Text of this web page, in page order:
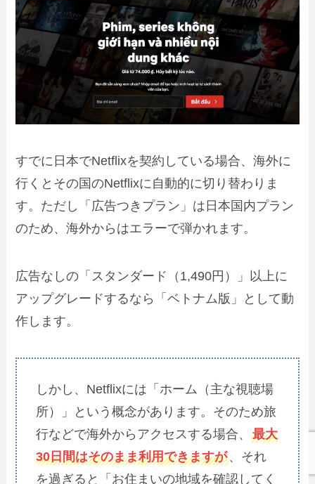
すでに日本でNetflixを契約している場合、海外に
行くとその国のNetflixに自動的に切り替わりま
す。ただし「広告つきプラン」は日本国内プラン
のため、海外からはエラーで弾かれます。
広告なしの「スタンダード（1,490円）」以上に
アップグレードするなら「ベトナム版」として動
作します。
しかし、Netflixには「ホーム（主な視聴場
所）」という概念があります。そのため旅
行などで海外からアクセスする場合、最大
30日間はそのまま利用できますが、それ
を過ぎると「お住まいの地域を確認してく